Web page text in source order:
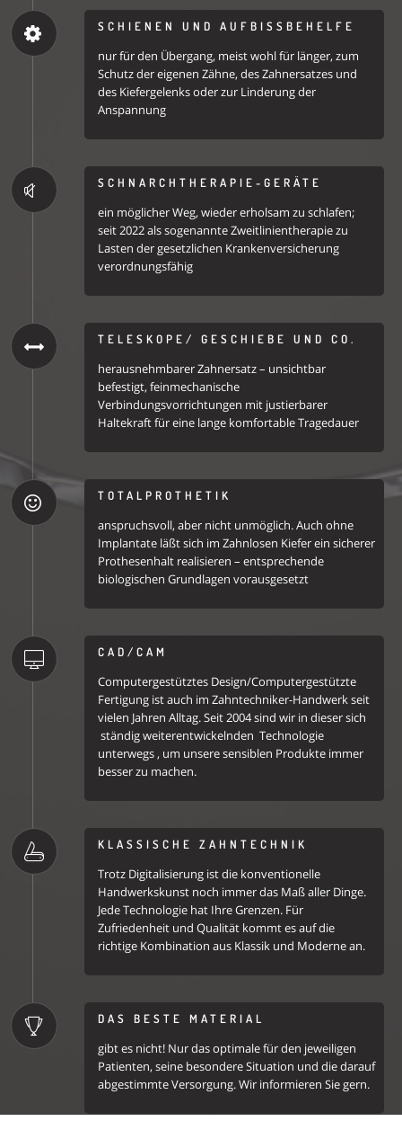
SCHIENEN UND AUFBISSBEHELFE
nur für den Übergang, meist wohl für länger, zum
Schutz der eigenen Zähne, des Zahnersatzes und
des Kiefergelenks oder zur Linderung der
Anspannung
SCHNARCHTHERAPIE-GERÄTE
ein möglicher Weg, wieder erholsam zu schlafen;
seit 2022 als sogenannte Zweitlinientherapie zu
Lasten der gesetzlichen Krankenversicherung
verordnungsfähig
TELESKOPE/ GESCHIEBE UND CO.
herausnehmbarer Zahnersatz – unsichtbar
befestigt, feinmechanische
Verbindungsvorrichtungen mit justierbarer
Haltekraft für eine lange komfortable Tragedauer
TOTALPROTHETIK
anspruchsvoll, aber nicht unmöglich. Auch ohne
Implantate läßt sich im Zahnlosen Kiefer ein sicherer
Prothesenhalt realisieren – entsprechende
biologischen Grundlagen vorausgesetzt
CAD/CAM
Computergestütztes Design/Computergestützte
Fertigung ist auch im Zahntechniker-Handwerk seit
vielen Jahren Alltag. Seit 2004 sind wir in dieser sich
ständig weiterentwickelnden Technologie
unterwegs , um unsere sensiblen Produkte immer
besser zu machen.
KLASSISCHE ZAHNTECHNIK
Trotz Digitalisierung ist die konventionelle
Handwerkskunst noch immer das Maß aller Dinge.
Jede Technologie hat Ihre Grenzen. Für
Zufriedenheit und Qualität kommt es auf die
richtige Kombination aus Klassik und Moderne an.
DAS BESTE MATERIAL
gibt es nicht! Nur das optimale für den jeweiligen
Patienten, seine besondere Situation und die darauf
abgestimmte Versorgung. Wir informieren Sie gern.